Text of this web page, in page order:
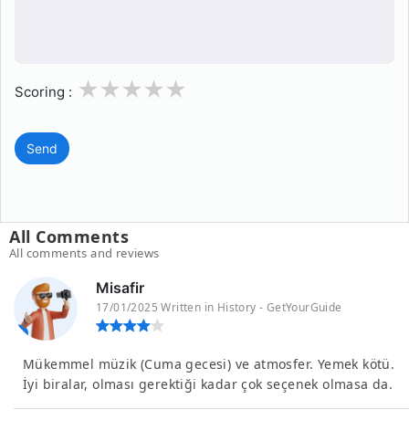
Scoring : 3
2
1
Send
All Comments
All comments and reviews
Misafir
17/01/2025 Written in History - GetYourGuide
Mükemmel müzik (Cuma gecesi) ve atmosfer. Yemek kötü.
İyi biralar, olması gerektiği kadar çok seçenek olmasa da.